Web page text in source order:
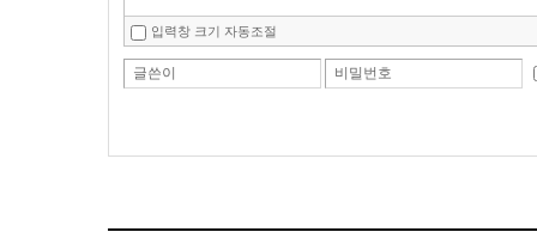
입력창 크기 자동조절
글쓴이 비밀번호